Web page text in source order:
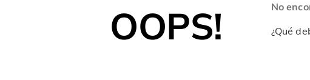
OOPS! No
¿Qué